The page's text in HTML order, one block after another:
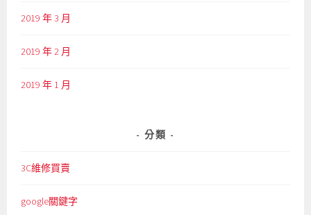
2019 年 3 月
2019 年 2 月
2019 年 1 月
分類
3C維修買賣
google關鍵字